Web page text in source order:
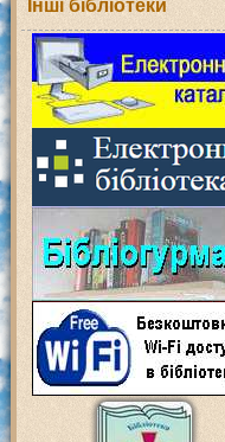
Інші бібліотеки